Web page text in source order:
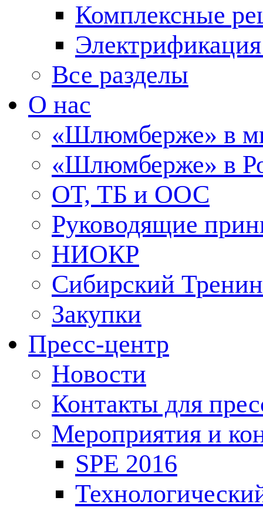
Комплексные
Все разделы
О нас
«Шлюмберже» в
«Шлюмберже» в
ОТ, ТБ и ООС
Руководящие
НИОКР
Сибирский
Закупки
Пресс-центр
Новости
Контакты для
Мероприятия и
SPE 2016